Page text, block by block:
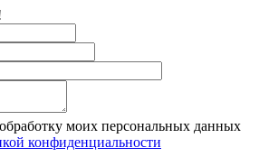
моих персональных данных
конфиденциальности